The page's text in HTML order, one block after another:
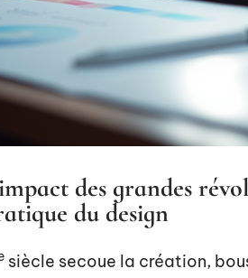
des grandes
du design
siècle secoue la création,